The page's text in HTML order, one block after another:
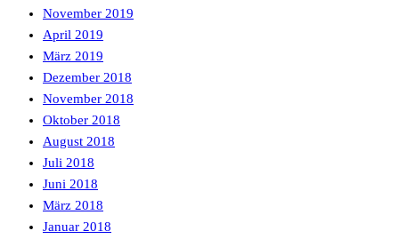
November 2019
April 2019
März 2019
Dezember 2018
November 2018
Oktober 2018
August 2018
Juli 2018
Juni 2018
März 2018
Januar 2018